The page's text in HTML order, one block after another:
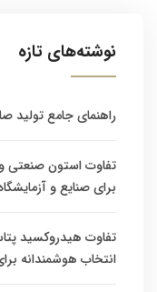
نوشته‌های تازه
راهنمای جامع تولید
تفاوت استون صنعتی
برای صنایع و
تفاوت هیدروکسید
انتخاب هوشمندانه